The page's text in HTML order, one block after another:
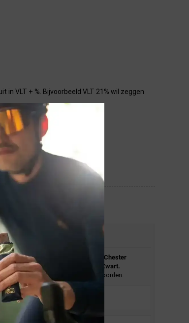
VLT + %. Bijvoorbeeld VLT 21% wil zeggen
vraag over de
BSG-69 Chester
Zonnebril MLC Blauwe Lens Mat Zwart.
wij zullen je zo spoedig mogelijk antwoorden.